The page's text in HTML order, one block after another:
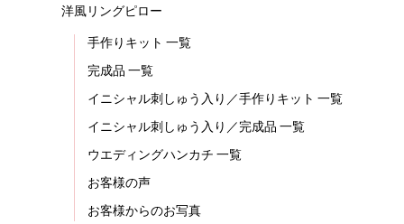
洋風リングピロー
手作りキット 一覧
完成品 一覧
イニシャル刺しゅう入り／手作りキット 一覧
イニシャル刺しゅう入り／完成品 一覧
ウエディングハンカチ 一覧
お客様の声
お客様からのお写真